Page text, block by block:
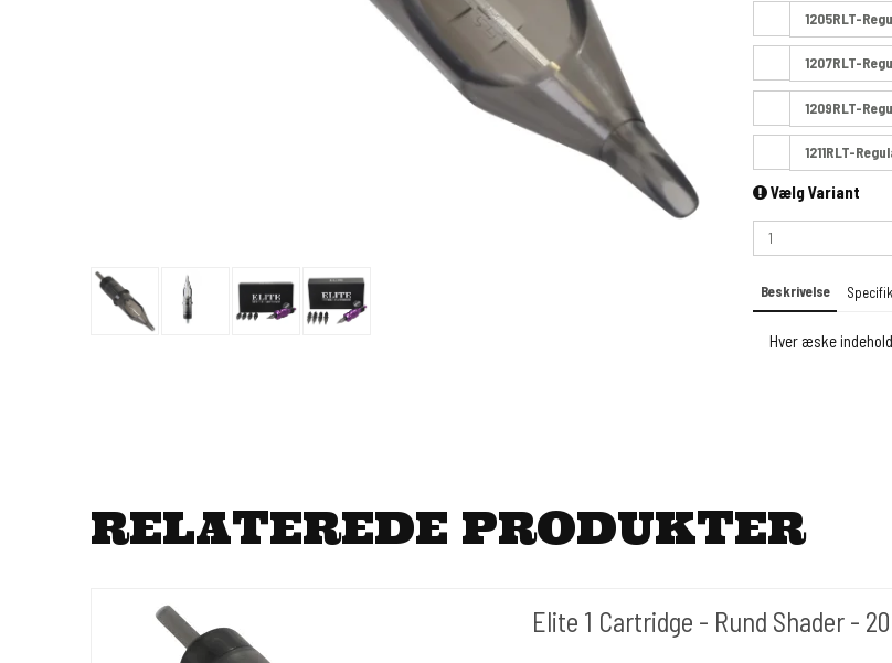
1205RLT-
1207RLT-
1209RLT-
1211RLT-
Vælg Variant
Beskrivelse
Hver æske
RELATEREDE PRODUKTER
Elite 1 Cartridge - Rund Shader -